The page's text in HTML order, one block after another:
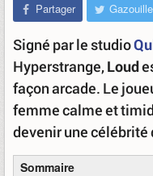
Partager
Signé par le studio
Hyperstrange,Loud
façon arcade. Le
femme calme et
devenir une célébrité
Sommaire